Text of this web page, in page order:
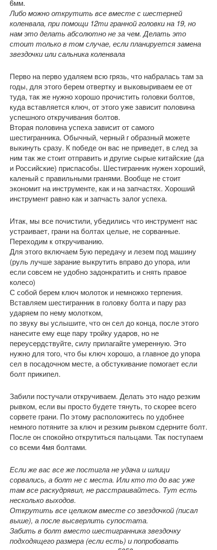
6мм.
Либо можно открутить все вместе с шестерней
коленвала, при помощи 12ти гранной головки на 19, но
нам это делать абсолютно не за чем. Делать это
стоит только в том случае, если планируется замена
звездочки или сальника коленвала
Перво на перво удаляем всю грязь, что набралась там за
годы, для этого берем отвертку и выковыриваем ее от
туда, так же нужно хорошо прочистить головки болтов,
куда вставляется ключ, от этого уже зависит половина
успешного откручивания болтов.
Вторая половина успеха зависит от самого
шестигранника. Обычный, черный г образный можете
выкинуть сразу. К победе он вас не приведет, в след за
ним так же стоит отправить и другие сырые китайские (да
и Российские) приспасобы. Шестигранник нужен хороший,
каленый с правильными гранями. Вообще не стоит
экономит на инструменте, как и на запчастях. Хороший
инструмент равно как и запчасть залог успеха.
Итак, мы все почистили, убедились что инструмент нас
устраивает, грани на болтах целые, не сорванные.
Переходим к откручиванию.
Для этого включаем 5ую передачу и лезем под машину
(руль лучше зарание выкрутить вправо до упора, или
если совсем не удобно задонкратить и снять правое
колесо)
С собой берем ключ молоток и немножко терпения.
Вставляем шестигранник в головку болта и пару раз
ударяем по нему молотком,
по звуку вы услышите, что он сел до конца, после этого
нанесите ему еще пару тройку ударов, но не
переусердствуйте, силу прилагайте умеренную. Это
нужно для того, что бы ключ хорошо, а главное до упора
сел в посадочном месте, а обстукивание помогает если
болт прикипел.
Забили постучали откручиваем. Делать это надо резким
рывком, если вы просто будете тянуть, то скорее всего
сорвете грани. По этому расположитесь по удобнее
немного потяните за ключ и резким рывком сдерните болт.
После он спокойно открутиться пальцами. Так поступаем
со всеми 4мя болтами.
Если же вас все же постигла не удача и шлици
сорвались, а болт не с места. Или кто то до вас уже
там все раскудрявил, не расстраивайтесь. Тут есть
несколько выходов.
Открутить все целиком вместе со звездочкой (писал
выше), а после высверлить супостата.
Забить в болт вместо шестигранника звездочку
подходящего размера (если есть) и попробовать